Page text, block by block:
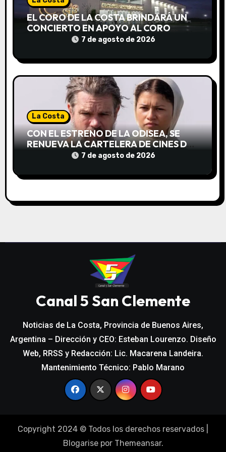
d
s
EL CORO DE LA COSTA BRINDARÁ UN
CONCIERTO EN APOYO AL CORO
NACIONAL DE NIÑOS7 de agosto de 2026
La Costa
CON EL ESTRENO DE LA ODISEA, SE
RENUEVA LA CARTELERA DE CINES DE
7 de agosto de 2026
Canal 5 San Clemente
Noticias de La Costa, Provincia de Buenos Aires,
Argentina – Dirección y CEO: Esteban Lourenzo. Diseño
Web, RRSS y Redacción: Lic. Macarena Landeira.
Mantenimiento Técnico: Pablo Marano
Copyright 2024 © Todos los derechos reservados
Blogarisepor Themeansar.